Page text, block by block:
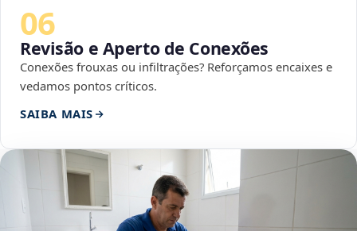
06
Revisão e Aperto de Conexões
Conexões frouxas ou infiltrações? Reforçamos encaixes e
vedamos pontos críticos.
SAIBA MAIS